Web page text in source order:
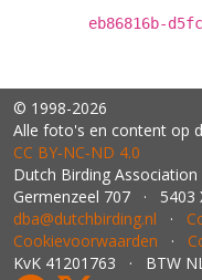
eb86816b-
© 1998-2026
Alle foto's en content op
CC BY‑NC‑ND 4.0
Dutch Birding Association
Germenzeel 707 · 5403
dba@dutchbirding.nl ·
Cookievoorwaarden ·
KvK 41201763 · BTW